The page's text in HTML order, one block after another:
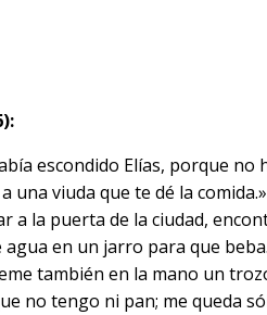
escondido Elías, porque
una viuda que te dé la comida.»
a la puerta de la ciudad,
en un jarro para que
también en la mano un
no tengo ni pan; me queda